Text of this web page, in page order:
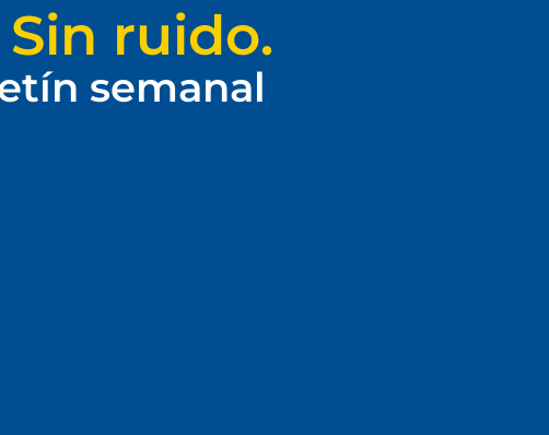
ruido.
semanal